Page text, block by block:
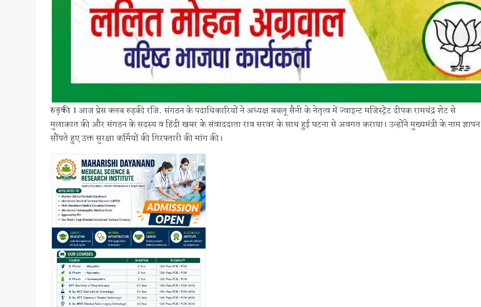
रुड़की । आज प्रेस क्लब रुड़की रजि. संगठन के पदाधिकारियों ने अध्यक्ष बबलू सैनी के नेतृत्व में ज्वाइन्ट मजिस्ट्रेट दीपक रामचंद्र शेट से
मुलाकात की और संगठन के सदस्य व हिंदी खबर के संवाददाता राव सरवर के साथ हुई घटना से अवगत कराया। उन्होंने मुख्यमंत्री के नाम ज्ञापन
सौंपते हुए उक्त सुरक्षा कर्मियों की गिरफ्तारी की मांग की।